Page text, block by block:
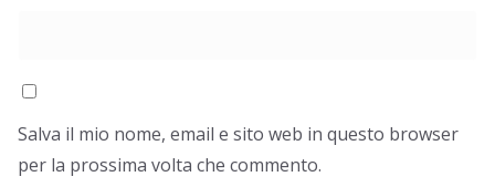
Salva il mio nome, email e sito web in questo browser
per la prossima volta che commento.